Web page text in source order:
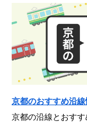
京都のおすすめ沿線
京都の沿線とおす